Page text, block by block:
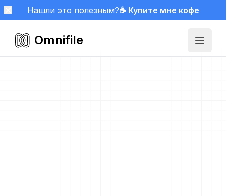
Нашли это полезным?☕ Купите мне кофе
Omnifile